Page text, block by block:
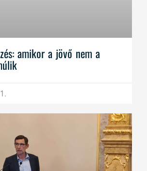
amikor a jövő nem a